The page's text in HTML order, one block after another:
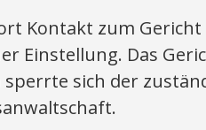
Kontakt zum
Einstellung. Das
sich der